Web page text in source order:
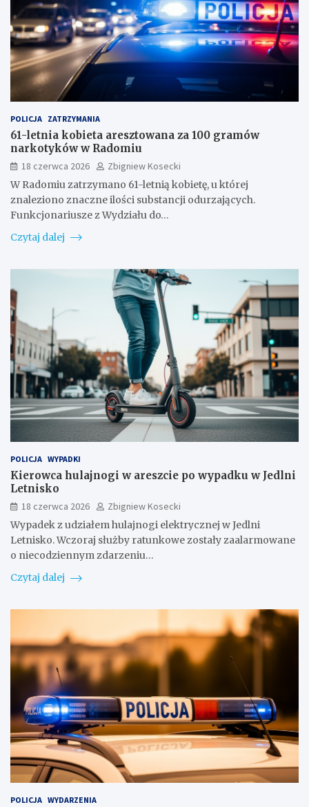
POLICJA ZATRZYMANIA
61-letnia kobieta aresztowana za 100 gramów
narkotyków w Radomiu
18 czerwca 2026
Zbigniew Kosecki
W Radomiu zatrzymano 61-letnią kobietę, u której
znaleziono znaczne ilości substancji odurzających.
Funkcjonariusze z Wydziału do…
Czytaj dalej
POLICJA WYPADKI
Kierowca hulajnogi w areszcie po wypadku w Jedlni
Letnisko
18 czerwca 2026
Zbigniew Kosecki
Wypadek z udziałem hulajnogi elektrycznej w Jedlni
Letnisko. Wczoraj służby ratunkowe zostały zaalarmowane
o niecodziennym zdarzeniu…
Czytaj dalej
POLICJA WYDARZENIA